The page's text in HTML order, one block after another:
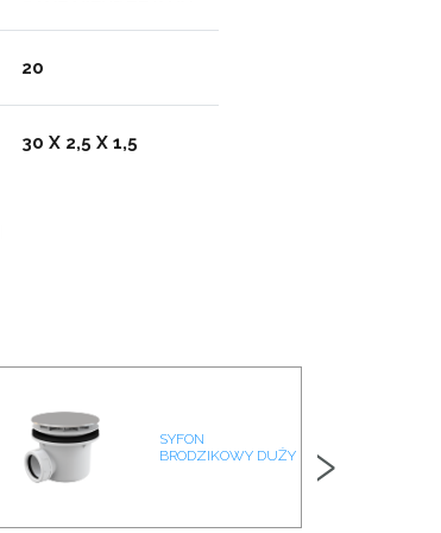
20
30 X 2,5 X 1,5
SYFON
BRODZIKOWY DUŻY
›